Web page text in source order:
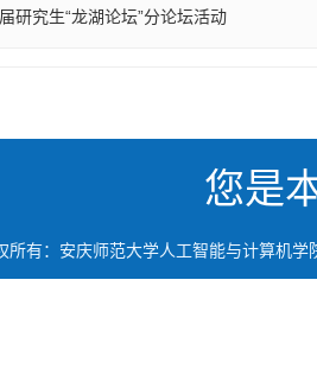
研究生“龙湖论坛”分论坛活动
您是
所有：安庆师范大学人工智能与计算